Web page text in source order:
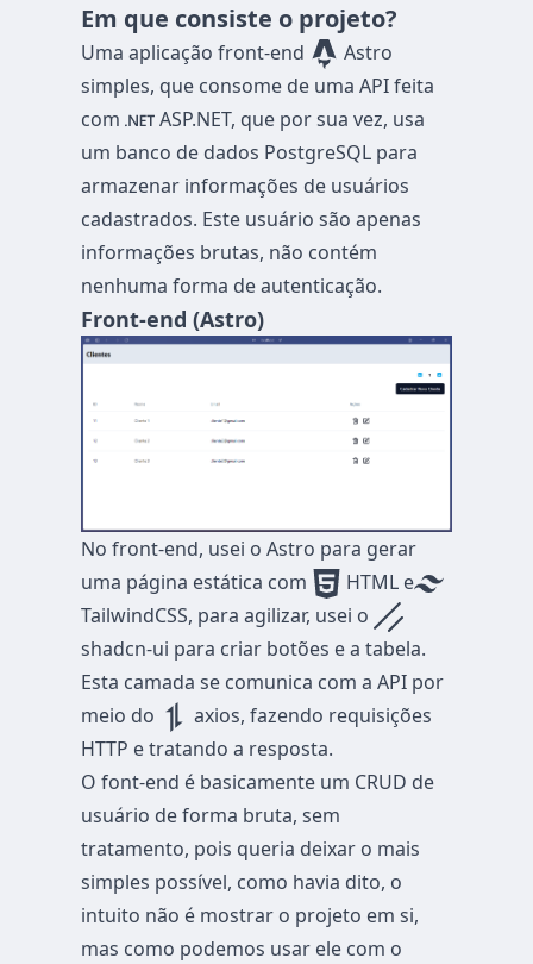
Em que consiste o projeto?
Uma aplicação front-end
Astro
simples, que consome de uma API feita
com
ASP.NET, que por sua vez, usa
um banco de dados PostgreSQL para
armazenar informações de usuários
cadastrados. Este usuário são apenas
informações brutas, não contém
nenhuma forma de autenticação.
Front-end (Astro)
No front-end, usei o Astro para gerar
uma página estática com
HTML e
TailwindCSS, para agilizar, usei o
shadcn-ui para criar botões e a tabela.
Esta camada se comunica com a API por
meio do
axios, fazendo requisições
HTTP e tratando a resposta.
O font-end é basicamente um CRUD de
usuário de forma bruta, sem
tratamento, pois queria deixar o mais
simples possível, como havia dito, o
intuito não é mostrar o projeto em si,
mas como podemos usar ele com o